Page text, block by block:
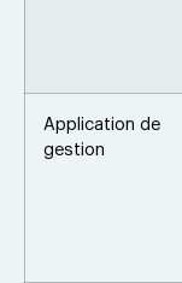
Application de
gestion